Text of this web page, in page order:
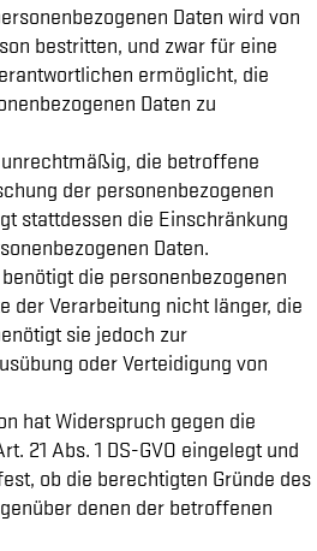
Daten wird von
bestritten, und zwar für eine
ermöglicht, die
Daten zu
die betroffene
der personenbezogenen
stattdessen die Einschränkung
Daten.
die personenbezogenen
der Verarbeitung nicht länger, die
sie jedoch zur
oder Verteidigung von
hat Widerspruch gegen die
21 Abs. 1 DS-GVO eingelegt und
ob die berechtigten Gründe des
denen der betroffenen